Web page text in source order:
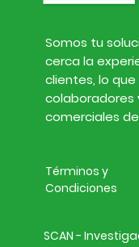
Somos tu
cerca la
clientes, lo
colaboradores
comerciales
Términos y
Condiciones
SCAN -